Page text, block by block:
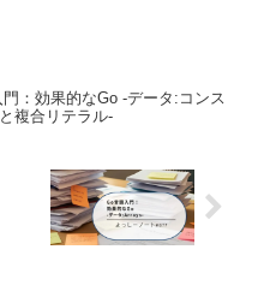
：効果的なGo -データ:コンス
複合リテラル-